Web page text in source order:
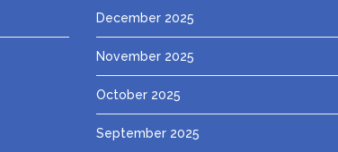
December 2025
November 2025
October 2025
September 2025